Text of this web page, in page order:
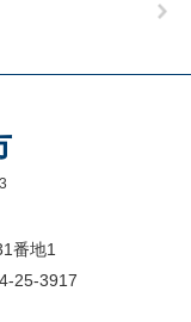
番地1
25-3917